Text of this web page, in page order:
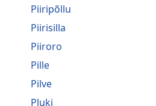
Piiripõllu
Piirisilla
Piiroro
Pille
Pilve
Pluki